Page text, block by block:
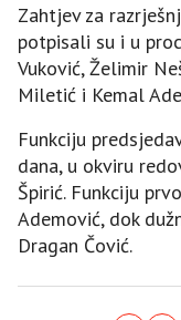
Zahtjev za
potpisali su i u
Vuković, Želimir
Miletić i Kemal
Funkciju
dana, u okviru
Špirić. Funkciju
Ademović, dok
Dragan Čović.